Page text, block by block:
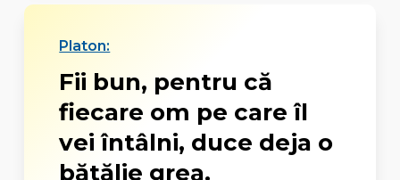
Platon:
Fii bun, pentru că
fiecare om pe care îl
vei întâlni, duce deja o
bătălie grea.